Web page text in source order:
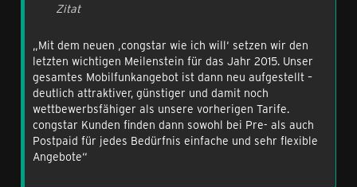
Zitat
„Mit dem neuen ‚congstar wie ich will‘ setzen wir den
letzten wichtigen Meilenstein für das Jahr 2015. Unser
gesamtes Mobilfunkangebot ist dann neu aufgestellt –
deutlich attraktiver, günstiger und damit noch
wettbewerbsfähiger als unsere vorherigen Tarife.
congstar Kunden finden dann sowohl bei Pre- als auch
Postpaid für jedes Bedürfnis einfache und sehr flexible
Angebote“